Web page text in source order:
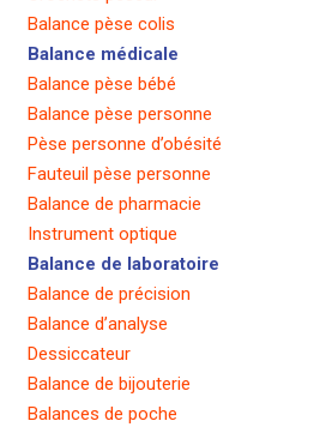
Balance pèse colis
Balance médicale
Balance pèse bébé
Balance pèse personne
Pèse personne d’obésité
Fauteuil pèse personne
Balance de pharmacie
Instrument optique
Balance de laboratoire
Balance de précision
Balance d’analyse
Dessiccateur
Balance de bijouterie
Balances de poche